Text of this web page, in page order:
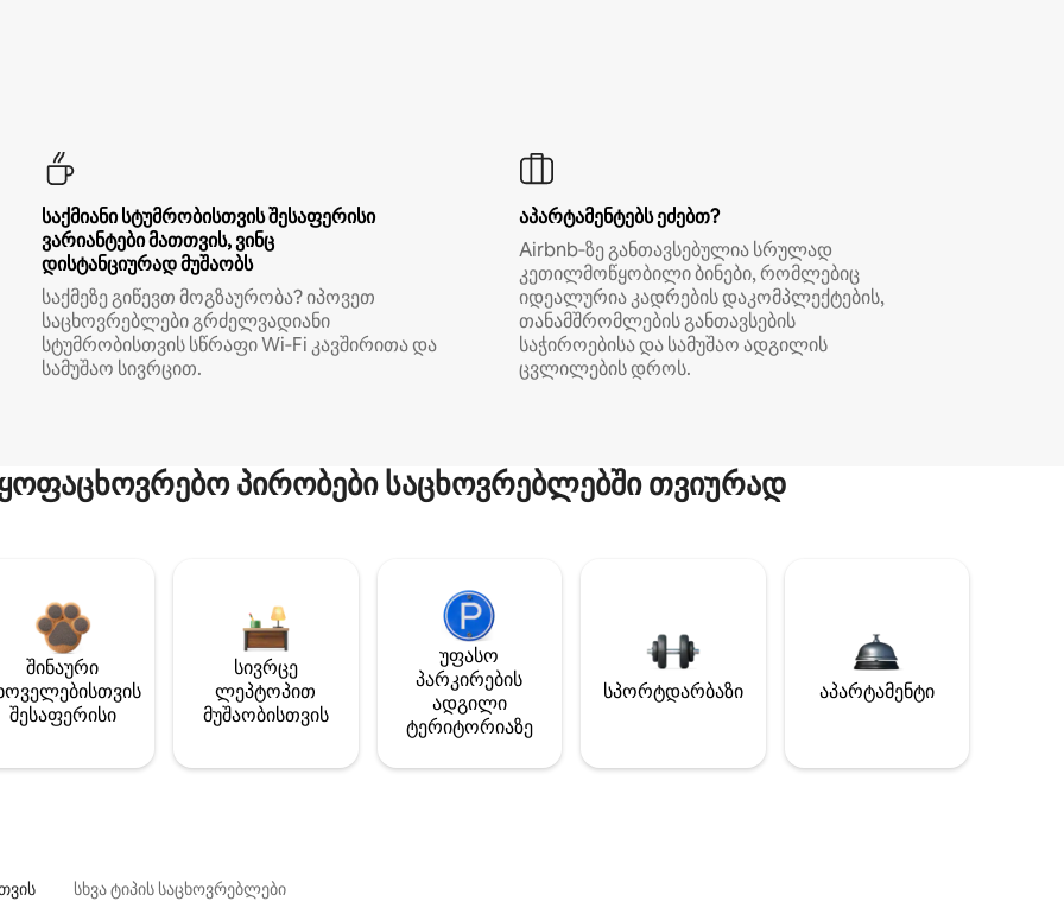
საქმიანი სტუმრობისთვის შესაფერისი
ვარიანტები მათთვის, ვინც
დისტანციურად მუშაობს
საქმეზე გიწევთ მოგზაურობა? იპოვეთ
საცხოვრებლები გრძელვადიანი
სტუმრობისთვის სწრაფი Wi‑Fi კავშირითა და
სამუშაო სივრცით.
აპარტამენტებს ეძებთ?
Airbnb‑ზე განთავსებულია სრულად
კეთილმოწყობილი ბინები, რომლებიც
იდეალურია კადრების დაკომპლექტების,
თანამშრომლების განთავსების
საჭიროებისა და სამუშაო ადგილის
ცვლილების დროს.
პირობები საცხოვრებლებში თვიურად
შინაური
შესაფერისი
სივრცე
ლეპტოპით
მუშაობისთვის
უფასო
პარკირების
ადგილი
ტერიტორიაზე
სპორტდარბაზი აპარტამენტი
სხვა ტიპის საცხოვრებლები